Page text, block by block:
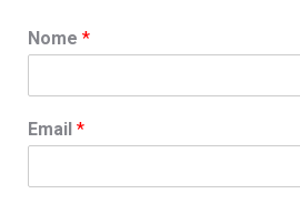
Nome *
Email *